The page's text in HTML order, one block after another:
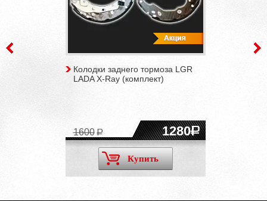
Колодки заднего тормоза LGR
LADA X-Ray (комплект)
1280
1600
Купить